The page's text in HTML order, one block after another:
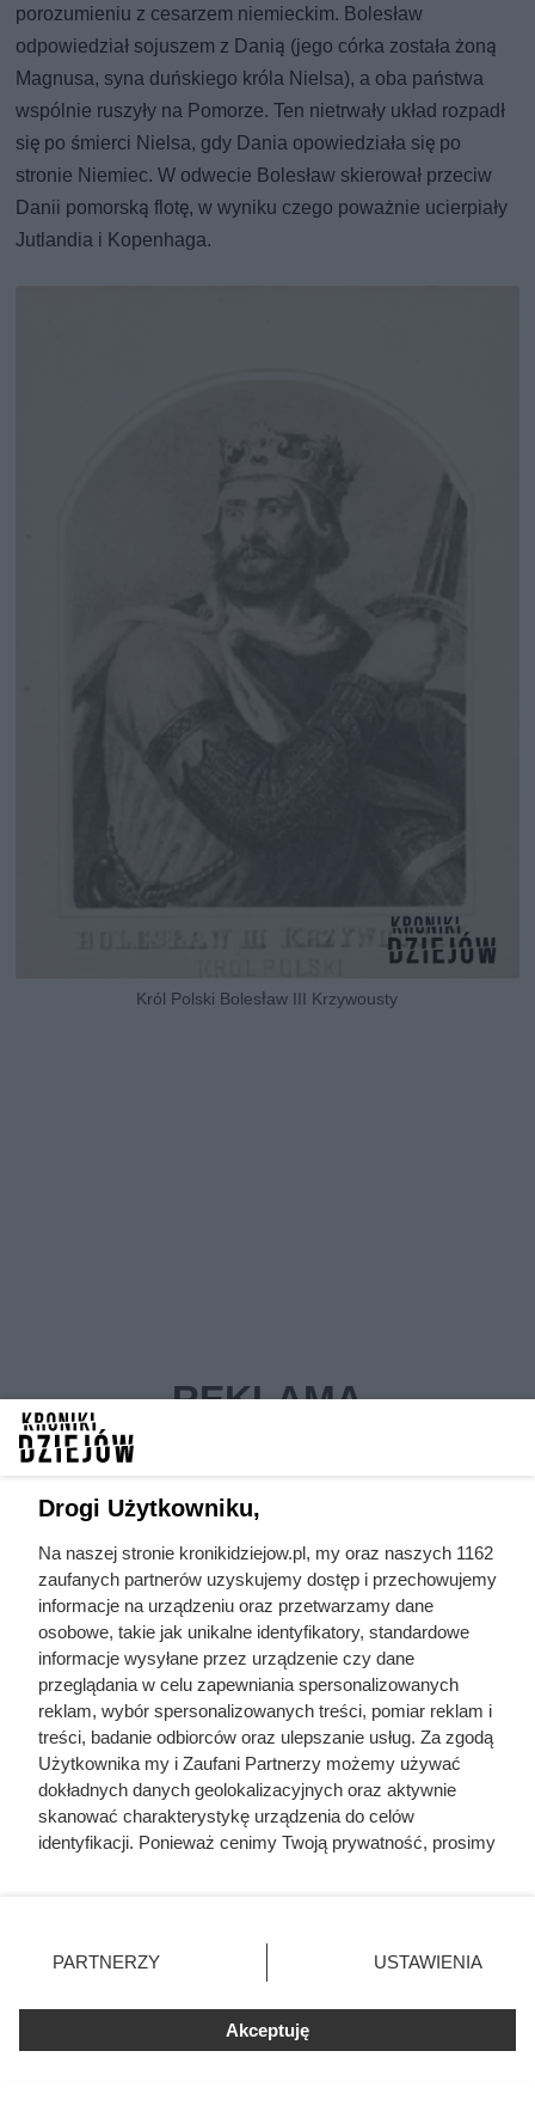
porozumieniu z cesarzem niemieckim. Bolesław
odpowiedział sojuszem z Danią (jego córka została żoną
Magnusa, syna duńskiego króla Nielsa), a oba państwa
wspólnie ruszyły na Pomorze. Ten nietrwały układ rozpadł
się po śmierci Nielsa, gdy Dania opowiedziała się po
stronie Niemiec. W odwecie Bolesław skierował przeciw
Danii pomorską flotę, w wyniku czego poważnie ucierpiały
Jutlandia i Kopenhaga.
Król Polski Bolesław III Krzywousty
Krzywousty między Węgrami a
Bolesława jego losy i sprawy państwa węgierskiego
wielokrotnie się przecinały. Do pierwszego takiego
przeciw królowi Kolomanowi wystąpił Almos — brat
Drogi Użytkowniku,
Na naszej stronie kronikidziejow.pl, my oraz naszych 1162
zaufanych partnerów uzyskujemy dostęp i przechowujemy
informacje na urządzeniu oraz przetwarzamy dane
osobowe, takie jak unikalne identyfikatory, standardowe
informacje wysyłane przez urządzenie czy dane
przeglądania w celu zapewniania spersonalizowanych
reklam, wybór spersonalizowanych treści, pomiar reklam i
treści, badanie odbiorców oraz ulepszanie usług. Za zgodą
Użytkownika my i Zaufani Partnerzy możemy używać
dokładnych danych geolokalizacyjnych oraz aktywnie
skanować charakterystykę urządzenia do celów
identyfikacji. Ponieważ cenimy Twoją prywatność, prosimy
prywatności znajdujący się w lewym dolnym rogu strony
. Niektóre rodzaje przetwarzania danych nie wymagają
zgody użytkownika, ale masz prawo sprzeciwić się
takiemu przetwarzaniu. Preferencje będą miały
zastosowania tylko na tej witrynie.
PARTNERZY USTAWIENIA
Akceptuję